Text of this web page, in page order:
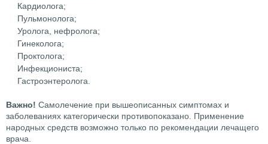
Кардиолога;
Пульмонолога;
Уролога, нефролога;
Гинеколога;
Проктолога;
Инфекциониста;
Гастроэнтеролога.
Важно! Самолечение при вышеописанных симптомах и
заболеваниях категорически противопоказано. Применение
народных средств возможно только по рекомендации лечащего
врача.